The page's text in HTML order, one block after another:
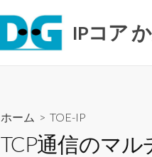
IPコア
ホーム > TOE-IP
TCP通信のマ